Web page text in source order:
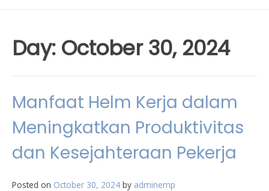
Day: October 30, 2024
Manfaat Helm Kerja dalam
Meningkatkan Produktivitas
dan Kesejahteraan Pekerja
Posted on October 30, 2024 by adminemp